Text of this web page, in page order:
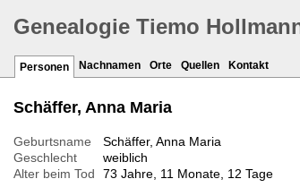
Genealogie Tiemo
Personen Nachnamen Orte Quellen Kontakt
Schäffer, Anna Maria
Geburtsname
Schäffer, Anna Maria
Geschlecht
weiblich
Alter beim Tod
73 Jahre, 11 Monate, 12 Tage